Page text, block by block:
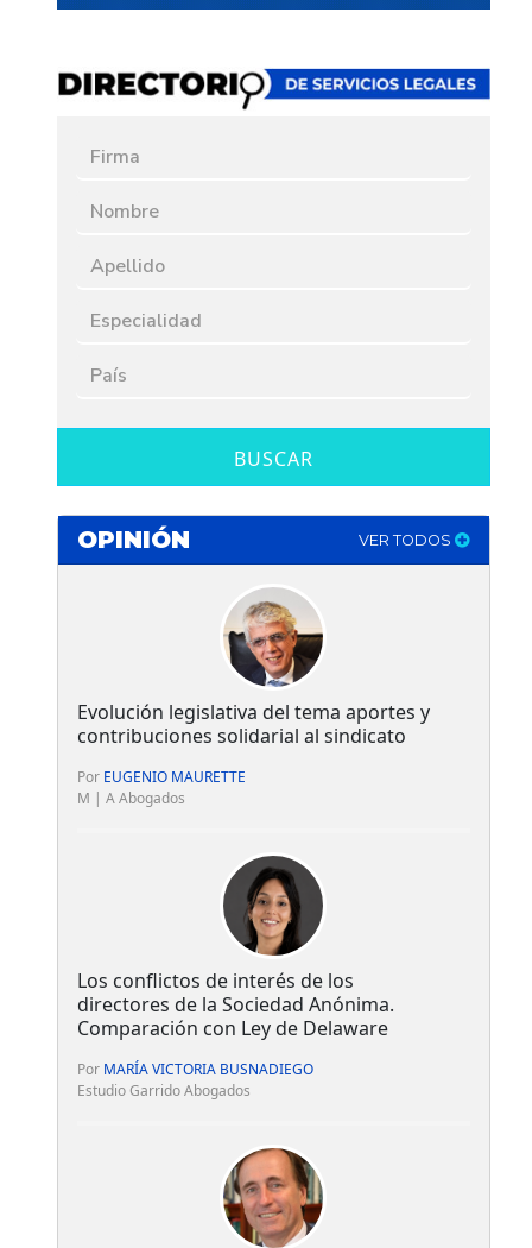
BUSCAR
OPINIÓN VER TODOS
Evolución legislativa del tema aportes y
contribuciones solidarial al sindicato
Por EUGENIO MAURETTE
M | A Abogados
Los conflictos de interés de los
directores de la Sociedad Anónima.
Comparación con Ley de Delaware
Por MARÍA VICTORIA BUSNADIEGO
Estudio Garrido Abogados